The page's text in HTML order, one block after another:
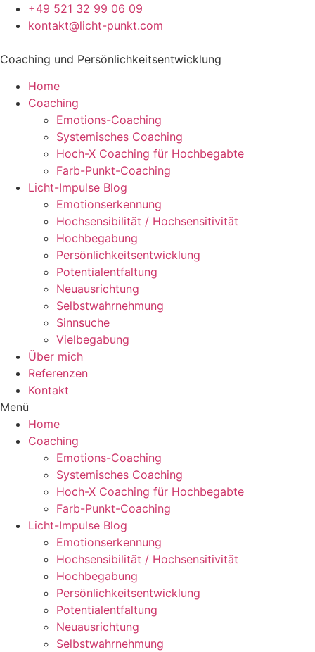
+49 521 32 99 06 09
kontakt@licht-punkt.com
Coaching und Persönlichkeitsentwicklung
Home
Coaching
Emotions-Coaching
Systemisches Coaching
Hoch-X Coaching für Hochbegabte
Farb-Punkt-Coaching
Licht-Impulse Blog
Emotionserkennung
Hochsensibilität / Hochsensitivität
Hochbegabung
Persönlichkeitsentwicklung
Potentialentfaltung
Neuausrichtung
Selbstwahrnehmung
Sinnsuche
Vielbegabung
Über mich
Referenzen
Kontakt
Menü
Home
Coaching
Emotions-Coaching
Systemisches Coaching
Hoch-X Coaching für Hochbegabte
Farb-Punkt-Coaching
Licht-Impulse Blog
Emotionserkennung
Hochsensibilität / Hochsensitivität
Hochbegabung
Persönlichkeitsentwicklung
Potentialentfaltung
Neuausrichtung
Selbstwahrnehmung